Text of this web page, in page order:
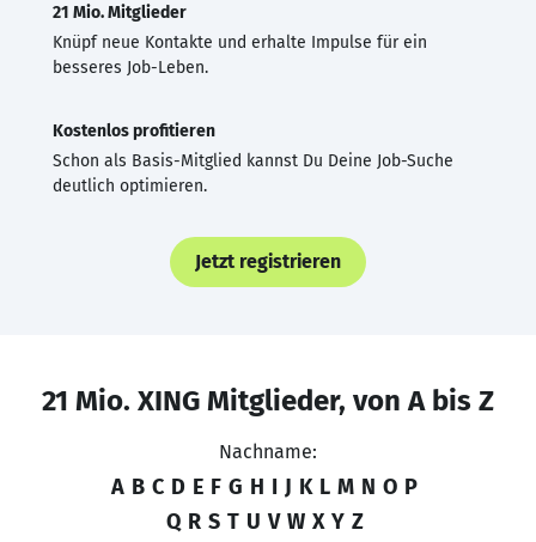
21 Mio. Mitglieder
Knüpf neue Kontakte und erhalte Impulse für ein
besseres Job-Leben.
Kostenlos profitieren
Schon als Basis-Mitglied kannst Du Deine Job-Suche
deutlich optimieren.
Jetzt registrieren
21 Mio. XING Mitglieder, von A bis Z
Nachname:
A B C D E F G H I J K L M N O P
Q R S T U V W X Y Z